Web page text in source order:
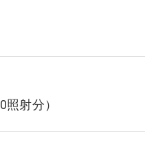
射分）